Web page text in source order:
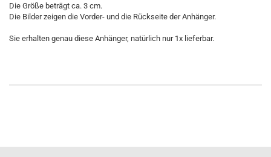
Die Größe beträgt ca. 3 cm.
Die Bilder zeigen die Vorder- und die Rückseite der Anhänger.
Sie erhalten genau diese Anhänger, natürlich nur 1x lieferbar.